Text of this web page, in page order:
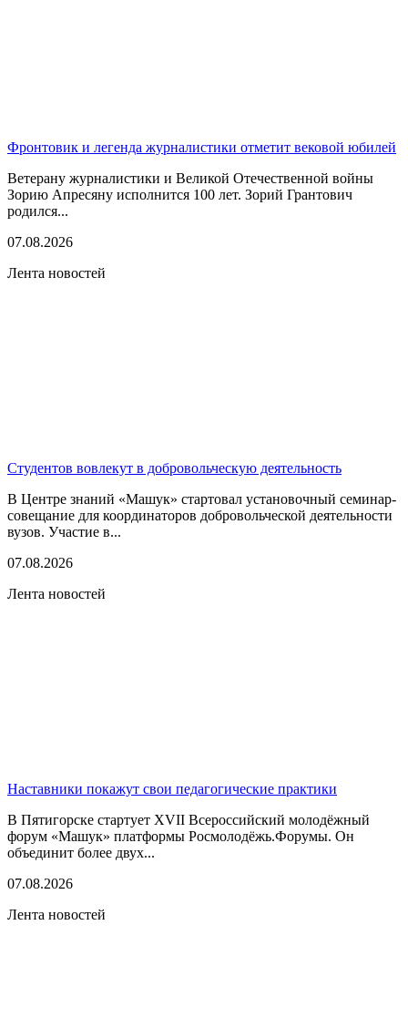
Фронтовик и легенда журналистики отметит вековой юбилей
Ветерану журналистики и Великой Отечественной войны
Зорию Апресяну исполнится 100 лет. Зорий Грантович
родился...
07.08.2026
Лента новостей
Студентов вовлекут в добровольческую деятельность
В Центре знаний «Машук» стартовал установочный семинар-
совещание для координаторов добровольческой деятельности
вузов. Участие в...
07.08.2026
Лента новостей
Наставники покажут свои педагогические практики
В Пятигорске стартует XVII Всероссийский молодёжный
форум «Машук» платформы Росмолодёжь.Форумы. Он
объединит более двух...
07.08.2026
Лента новостей